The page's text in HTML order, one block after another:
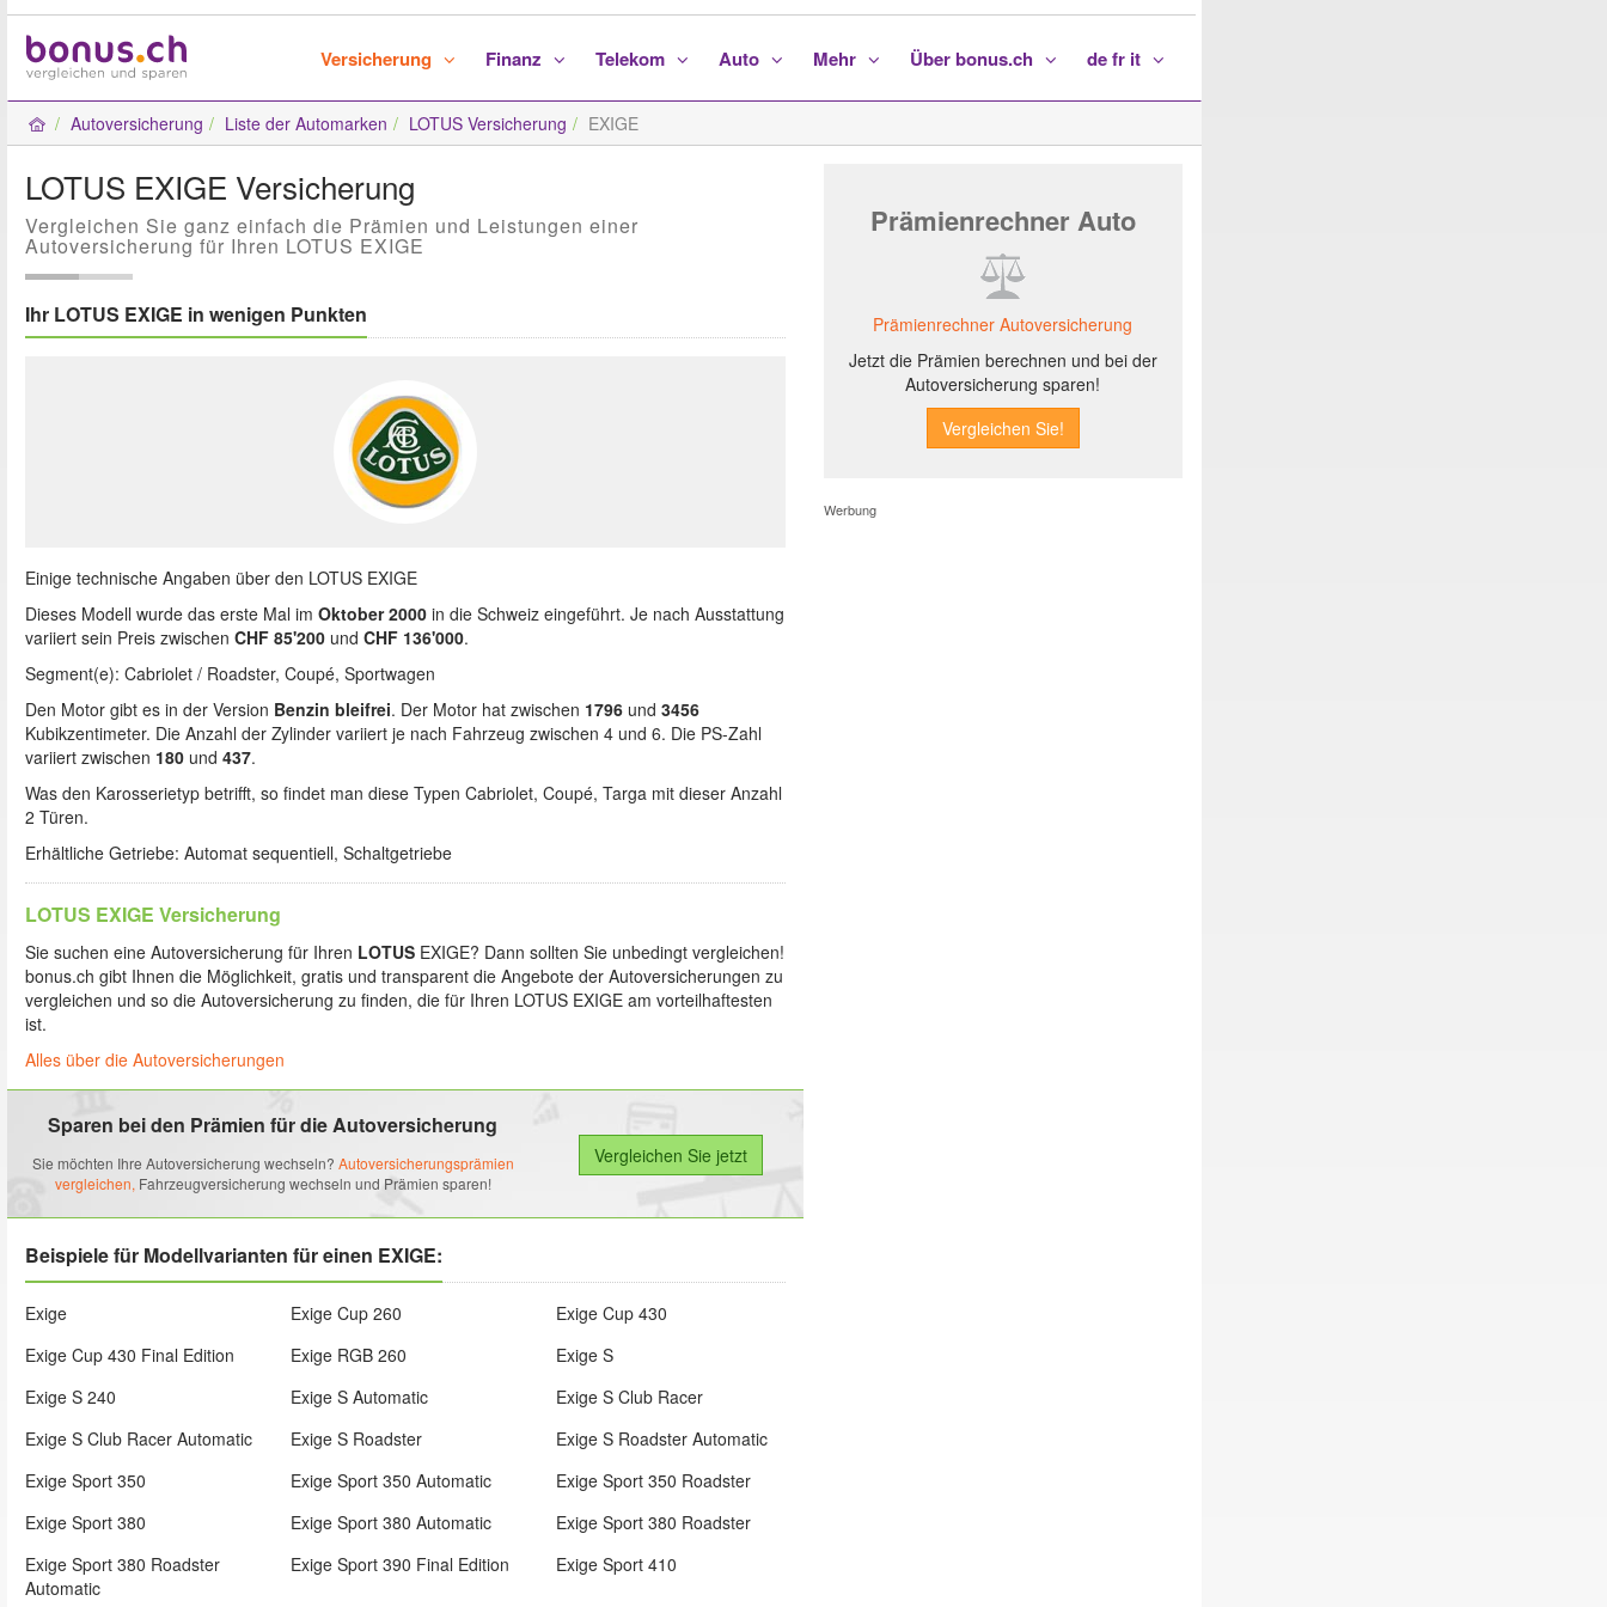
Versicherung Finanz Telekom Auto Mehr Über bonus.ch de fr it
Autoversicherung Liste der Automarken LOTUS Versicherung EXIGE
LOTUS EXIGE Versicherung
Vergleichen Sie ganz einfach die Prämien und Leistungen einer
Autoversicherung für Ihren LOTUS EXIGE
Ihr LOTUS EXIGE in wenigen Punkten
Einige technische Angaben über den LOTUS EXIGE
Dieses Modell wurde das erste Mal im Oktober 2000 in die Schweiz eingeführt. Je nach Ausstattung
variiert sein Preis zwischen CHF 85'200 und CHF 136'000.
Segment(e): Cabriolet / Roadster, Coupé, Sportwagen
Den Motor gibt es in der Version Benzin bleifrei. Der Motor hat zwischen 1796 und 3456
Kubikzentimeter. Die Anzahl der Zylinder variiert je nach Fahrzeug zwischen 4 und 6. Die PS-Zahl
variiert zwischen 180 und 437.
Was den Karosserietyp betrifft, so findet man diese Typen Cabriolet, Coupé, Targa mit dieser Anzahl
2 Türen.
Erhältliche Getriebe: Automat sequentiell, Schaltgetriebe
LOTUS EXIGE Versicherung
Sie suchen eine Autoversicherung für Ihren LOTUS EXIGE? Dann sollten Sie unbedingt vergleichen!
bonus.ch gibt Ihnen die Möglichkeit, gratis und transparent die Angebote der Autoversicherungen zu
vergleichen und so die Autoversicherung zu finden, die für Ihren LOTUS EXIGE am vorteilhaftesten
ist.
Alles über die Autoversicherungen
Sparen bei den Prämien für die Autoversicherung
Sie möchten Ihre Autoversicherung wechseln? Autoversicherungsprämien
vergleichen, Fahrzeugversicherung wechseln und Prämien sparen!
Beispiele für Modellvarianten für einen EXIGE:
Exige Exige Cup 260
Exige Cup 430
Exige Cup 430 Final Edition
Exige RGB 260
Exige S
Exige S 240
Exige S Automatic
Exige S Club Racer
Exige S Club Racer Automatic
Exige S Roadster
Exige S Roadster Automatic
Exige Sport 350
Exige Sport 350 Automatic
Exige Sport 350 Roadster
Exige Sport 380
Exige Sport 380 Automatic
Exige Sport 380 Roadster
Exige Sport 380 Roadster
Automatic
Exige Sport 390 Final Edition Exige Sport 410
Prämienrechner Auto
Prämienrechner Autoversicherung
Jetzt die Prämien berechnen und bei der
Autoversicherung sparen!
Werbung